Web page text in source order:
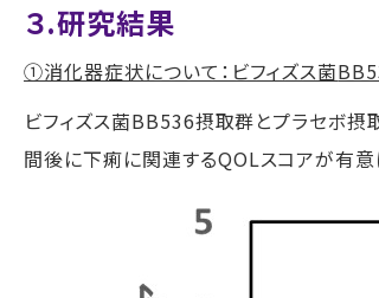
３.研究結果
①消化器症状について：ビフィズス菌
ビフィズス菌BB536摂取群とプラセボ摂
間後に下痢に関連するQOLスコアが有意